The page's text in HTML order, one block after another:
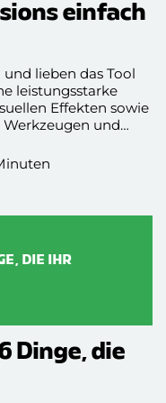
einfach
lieben das Tool
leistungsstarke
Effekten sowie
und
komplexe
Expressions sind,
DIE IHR
Dinge, die